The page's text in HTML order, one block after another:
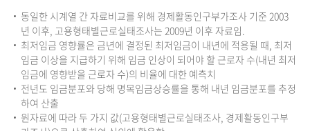
동일한 시계열 간 자료비교를 위해 경제활동인구부가조사 기준 2003
년 이후, 고용형태별근로실태조사는 2009년 이후 자료임.
최저임금 영향률은 금년에 결정된 최저임금이 내년에 적용될 때, 최저
임금 이상을 지급하기 위해 임금 인상이 되어야 할 근로자 수(내년 최저
임금에 영향받을 근로자 수)의 비율에 대한 예측치
전년도 임금분포와 당해 명목임금상승률을 통해 내년 임금분포를 추정
하여 산출
원자료에 따라 두 가지 값(고용형태별근로실태조사, 경제활동인구부